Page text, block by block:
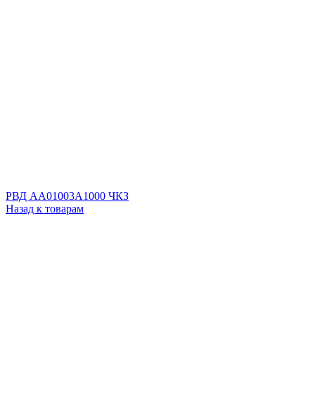
РВД AA01003A1000 ЧКЗ
Назад к товарам